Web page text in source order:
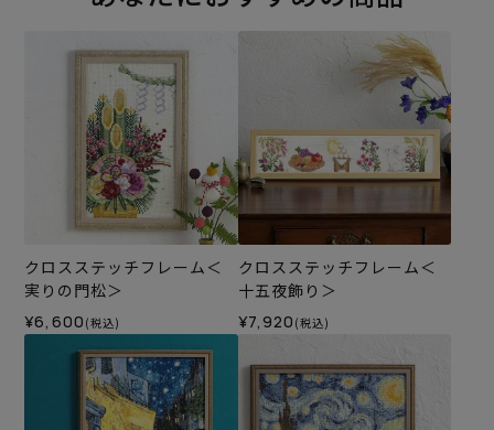
クロスステッチフレーム＜
実りの門松＞
¥6,600 (税込)
クロスステッチフレーム＜
十五夜飾り＞
¥7,920 (税込)